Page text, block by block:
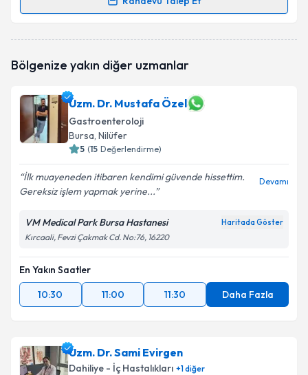
Randevu Takvimi Talebi
oluşturun. Size bu uzmandan randevu almanız için bir
E-posta Adresiniz
Kişisel verilerimin işlenmesine ilişkinAydınlatma
Metni'ni okudum ve kişisel verilerimin belirtilen
Bölgenize yakın diğer uzmanlar
Uzm. Dr. Mustafa Özel
Gastroenteroloji
Bursa, Nilüfer
5 (15 Değerlendirme)
İlk muayeneden itibaren kendimi güvende hissettim.
Gereksiz işlem yapmak yerine...
Devamı
VM Medical Park Bursa Hastanesi Haritada Göster
Kırcaali, Fevzi Çakmak Cd. No:76, 16220
En Yakın Saatler
10:30
11:00 11:30 Daha Fazla
Uzm. Dr. Sami Evirgen
Dahiliye - İç Hastalıkları +1diğer